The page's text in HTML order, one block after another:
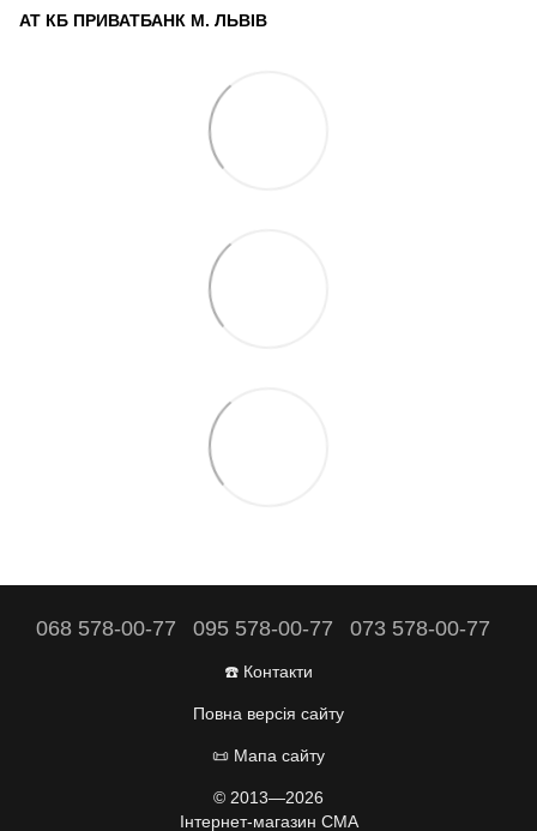
АТ КБ ПРИВАТБАНК М. ЛЬВІВ
068 578-00-77 095 578-00-77 073 578-00-77
☎️ Контакти
Повна версія сайту
📜 Мапа сайту
© 2013—2026
Інтернет-магазин CMA